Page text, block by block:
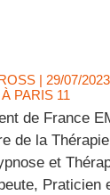
| 29/07/2023
PARIS 11
de France
de la
et
Praticien